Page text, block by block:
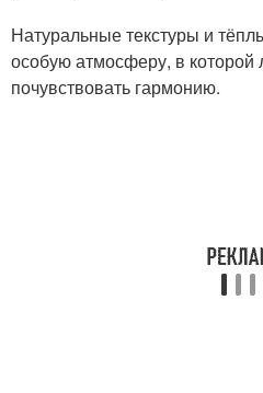
Натуральные текстуры и
особую атмосферу, в которой
почувствовать гармонию.